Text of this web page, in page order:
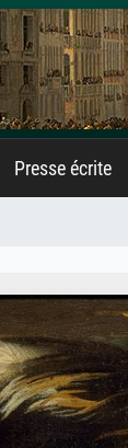
Presse écrite